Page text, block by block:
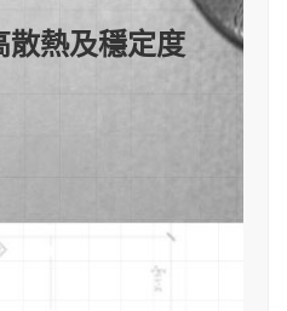
散熱及穩定度